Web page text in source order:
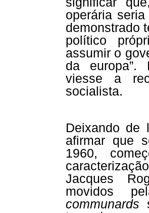
operária
demonstrado
político
assumir o
da europa”.
viesse a
socialista.
Deixando de
afirmar que
1960,
Jacques
movidos
communards